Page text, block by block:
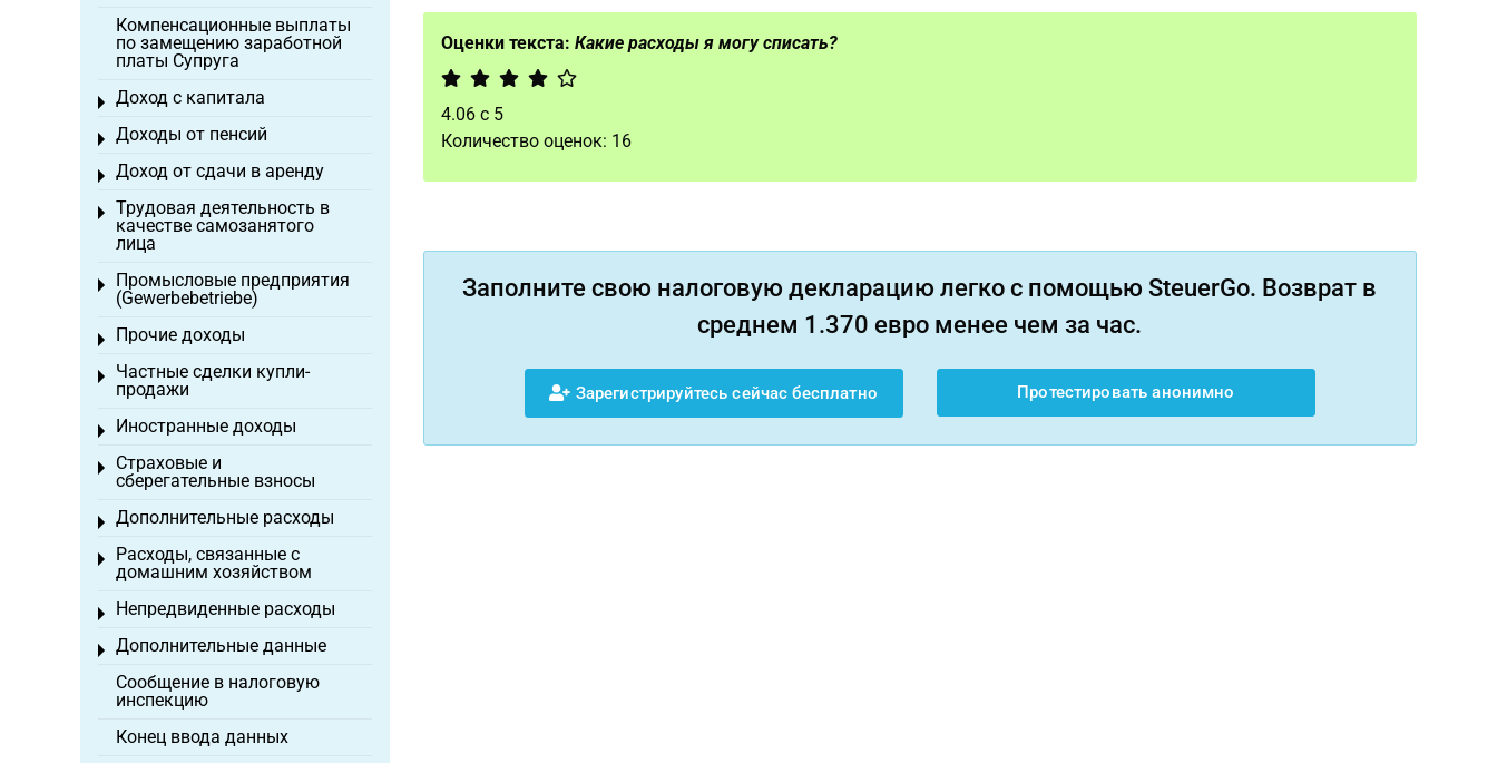
Оценки текста: Какие расходы я могу списать?
4.06с 5
Количество оценок: 16
Заполните свою налоговую декларацию легко с помощью SteuerGo. Возврат в
среднем 1.370 евро менее чем за час.
Зарегистрируйтесь сейчас бесплатно Протестировать анонимно
Компенсационные выплаты
по замещению заработной
платы Супруга
Доход с капитала
Toggle menu
Доходы от пенсий
Toggle menu
Доход от сдачи в аренду
Toggle menu
Трудовая деятельность в
качестве самозанятого
лица
Toggle menu
Промысловые предприятия
(Gewerbebetriebe)
Toggle menu
Прочие доходы
Toggle menu
Частные сделки купли-
продажи
Toggle menu
Иностранные доходы
Toggle menu
Страховые и
сберегательные взносы
Toggle menu
Дополнительные расходы
Toggle menu
Расходы, связанные с
домашним хозяйством
Toggle menu
Непредвиденные расходы
Toggle menu
Дополнительные данные
Toggle menu
Сообщение в налоговую
инспекцию
Конец ввода данных